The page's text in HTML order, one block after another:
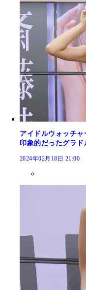
アイドルウォッチ
印象的だったグラド
2024年02月18日 21:00